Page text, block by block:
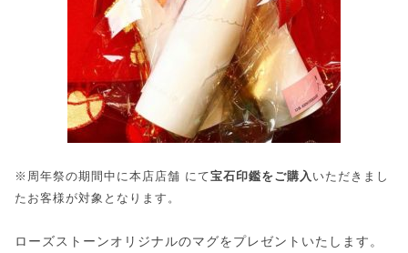
※周年祭の期間中に本店店舗 にて宝石印鑑をご購入 いただきまし
たお客様が対象となります。
ローズストーンオリジナルのマグをプレゼントいたします。